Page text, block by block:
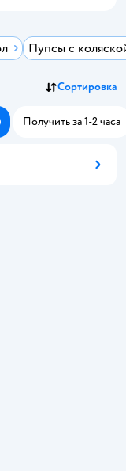
Пупсы с
Сортировка
Получить за 1-2 часа